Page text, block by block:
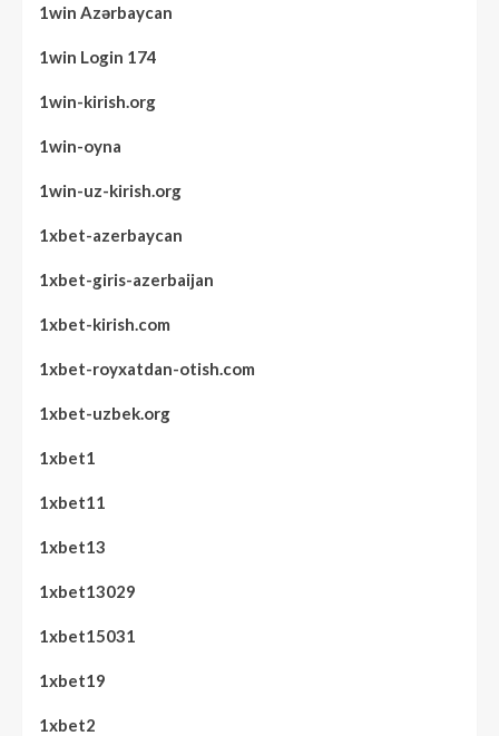
1win Azərbaycan
1win Login 174
1win-kirish.org
1win-oyna
1win-uz-kirish.org
1xbet-azerbaycan
1xbet-giris-azerbaijan
1xbet-kirish.com
1xbet-royxatdan-otish.com
1xbet-uzbek.org
1xbet1
1xbet11
1xbet13
1xbet13029
1xbet15031
1xbet19
1xbet2